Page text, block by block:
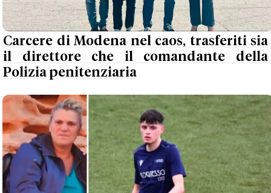
Carcere di Modena nel caos, trasferiti sia
il direttore che il comandante della
Polizia penitenziaria